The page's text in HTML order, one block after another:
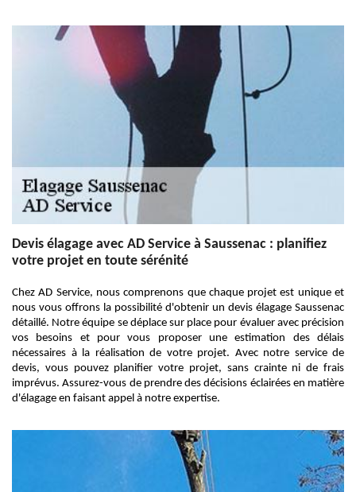
Devis élagage avec AD Service à Saussenac : planifiez
votre projet en toute sérénité
Chez AD Service, nous comprenons que chaque projet est unique et
nous vous offrons la possibilité d'obtenir un devis élagage Saussenac
détaillé. Notre équipe se déplace sur place pour évaluer avec précision
vos besoins et pour vous proposer une estimation des délais
nécessaires à la réalisation de votre projet. Avec notre service de
devis, vous pouvez planifier votre projet, sans crainte ni de frais
imprévus. Assurez-vous de prendre des décisions éclairées en matière
d'élagage en faisant appel à notre expertise.